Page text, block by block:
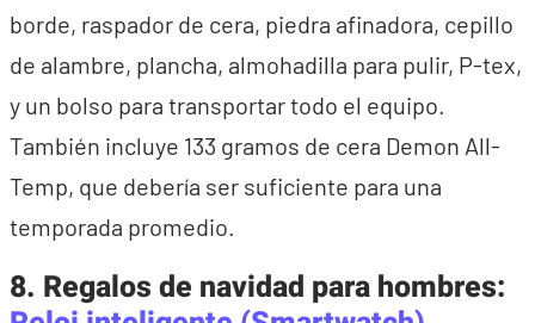
borde, raspador de cera, piedra afinadora, cepillo
de alambre, plancha, almohadilla para pulir, P-tex,
y un bolso para transportar todo el equipo.
También incluye 133 gramos de cera Demon All-
Temp, que debería ser suficiente para una
temporada promedio.
8. Regalos de navidad para hombres: